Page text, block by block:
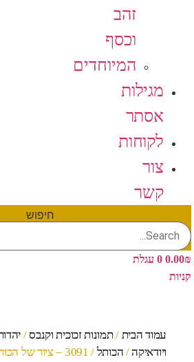
זהב
וכסף
המיוחדים
מגילות
אסתר
לקוחות
צור
קשר
חיפוש
0.00₪
0 עגלת
קניות
עמוד הבית /תמונות זכוכית וקנבס/
ויודאיקה / הכותל
/ 3091 – ציור